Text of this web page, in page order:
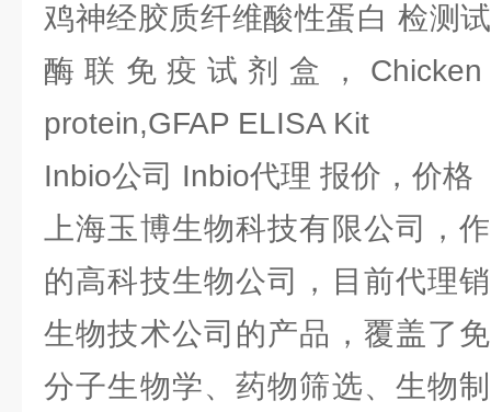
鸡神经胶质纤维酸性蛋白 检测
酶联免疫试剂盒，Chicken
protein,GFAP ELISA Kit
Inbio公司 Inbio代理 报价，价格
上海玉博生物科技有限公司，
的高科技生物公司，目前代理
生物技术公司的产品，覆盖了
分子生物学、药物筛选、生物